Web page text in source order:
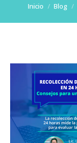
Estás aquí:
Inicio Blog